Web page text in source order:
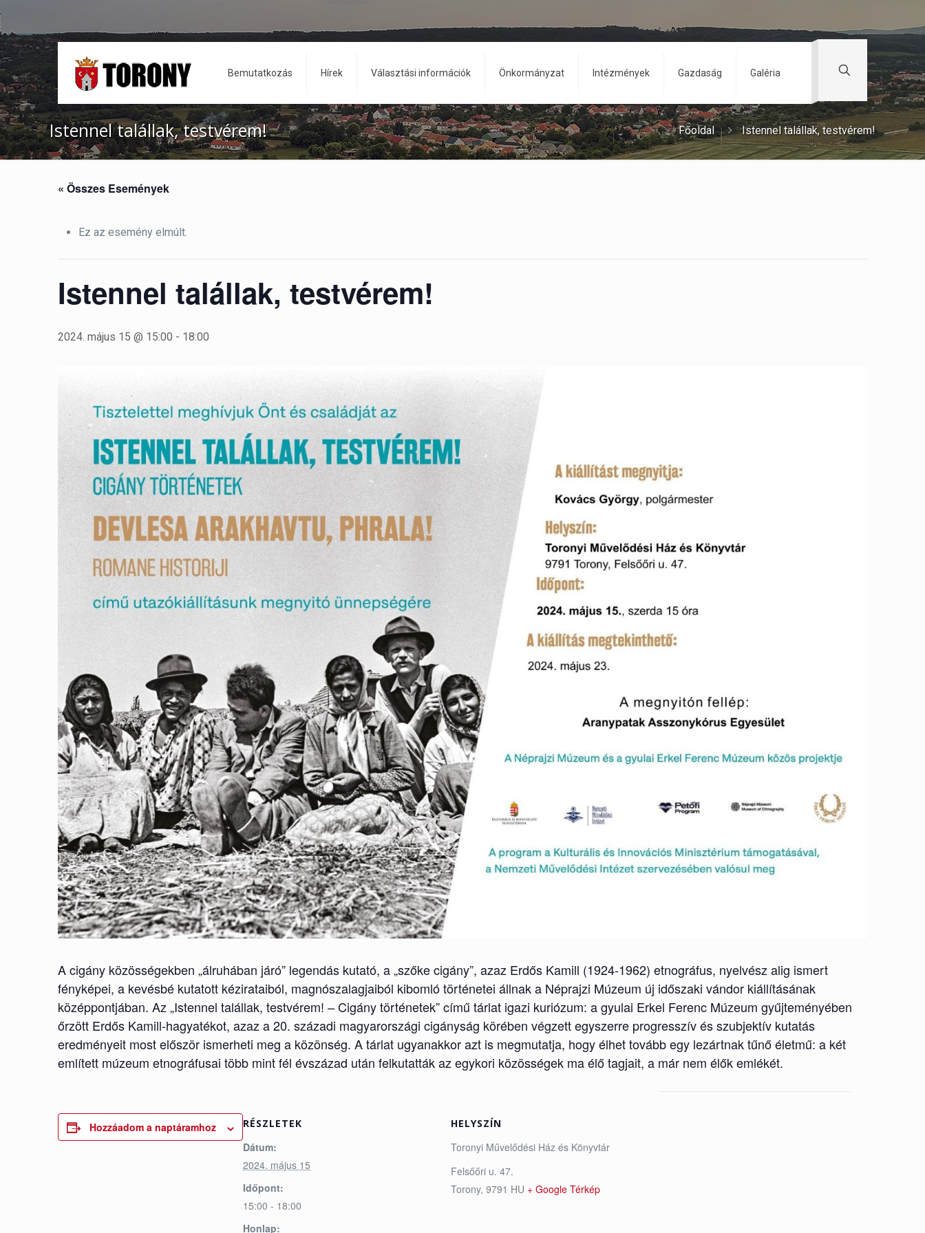
Bemutatkozás Hírek Választási információk Önkormányzat Intézmények Gazdaság Galéria
Istennel talállak, testvérem! Főoldal Istennel talállak, testvérem!
« Összes Események
Ez az esemény elmúlt.
Istennel talállak, testvérem!
2024. május 15 @ 15:00 - 18:00
A cigány közösségekben „álruhában járó” legendás kutató, a „szőke cigány”, azaz Erdős Kamill (1924-1962) etnográfus, nyelvész alig ismert
fényképei, a kevésbé kutatott kézirataiból, magnószalagjaiból kibomló történetei állnak a Néprajzi Múzeum új időszaki vándor kiállításának
középpontjában. Az „Istennel talállak, testvérem! – Cigány történetek” című tárlat igazi kuriózum: a gyulai Erkel Ferenc Múzeum gyűjteményében
őrzött Erdős Kamill-hagyatékot, azaz a 20. századi magyarországi cigányság körében végzett egyszerre progresszív és szubjektív kutatás
eredményeit most először ismerheti meg a közönség. A tárlat ugyanakkor azt is megmutatja, hogy élhet tovább egy lezártnak tűnő életmű: a két
említett múzeum etnográfusai több mint fél évszázad után felkutatták az egykori közösségek ma élő tagjait, a már nem élők emlékét.
Hozzáadom a naptáramhoz RÉSZLETEK
Dátum:
2024. május 15
Időpont:
15:00 - 18:00
Honlap:
HELYSZÍN
Toronyi Művelődési Ház és Könyvtár
Felsőőri u. 47.
Torony, 9791 HU + Google Térkép